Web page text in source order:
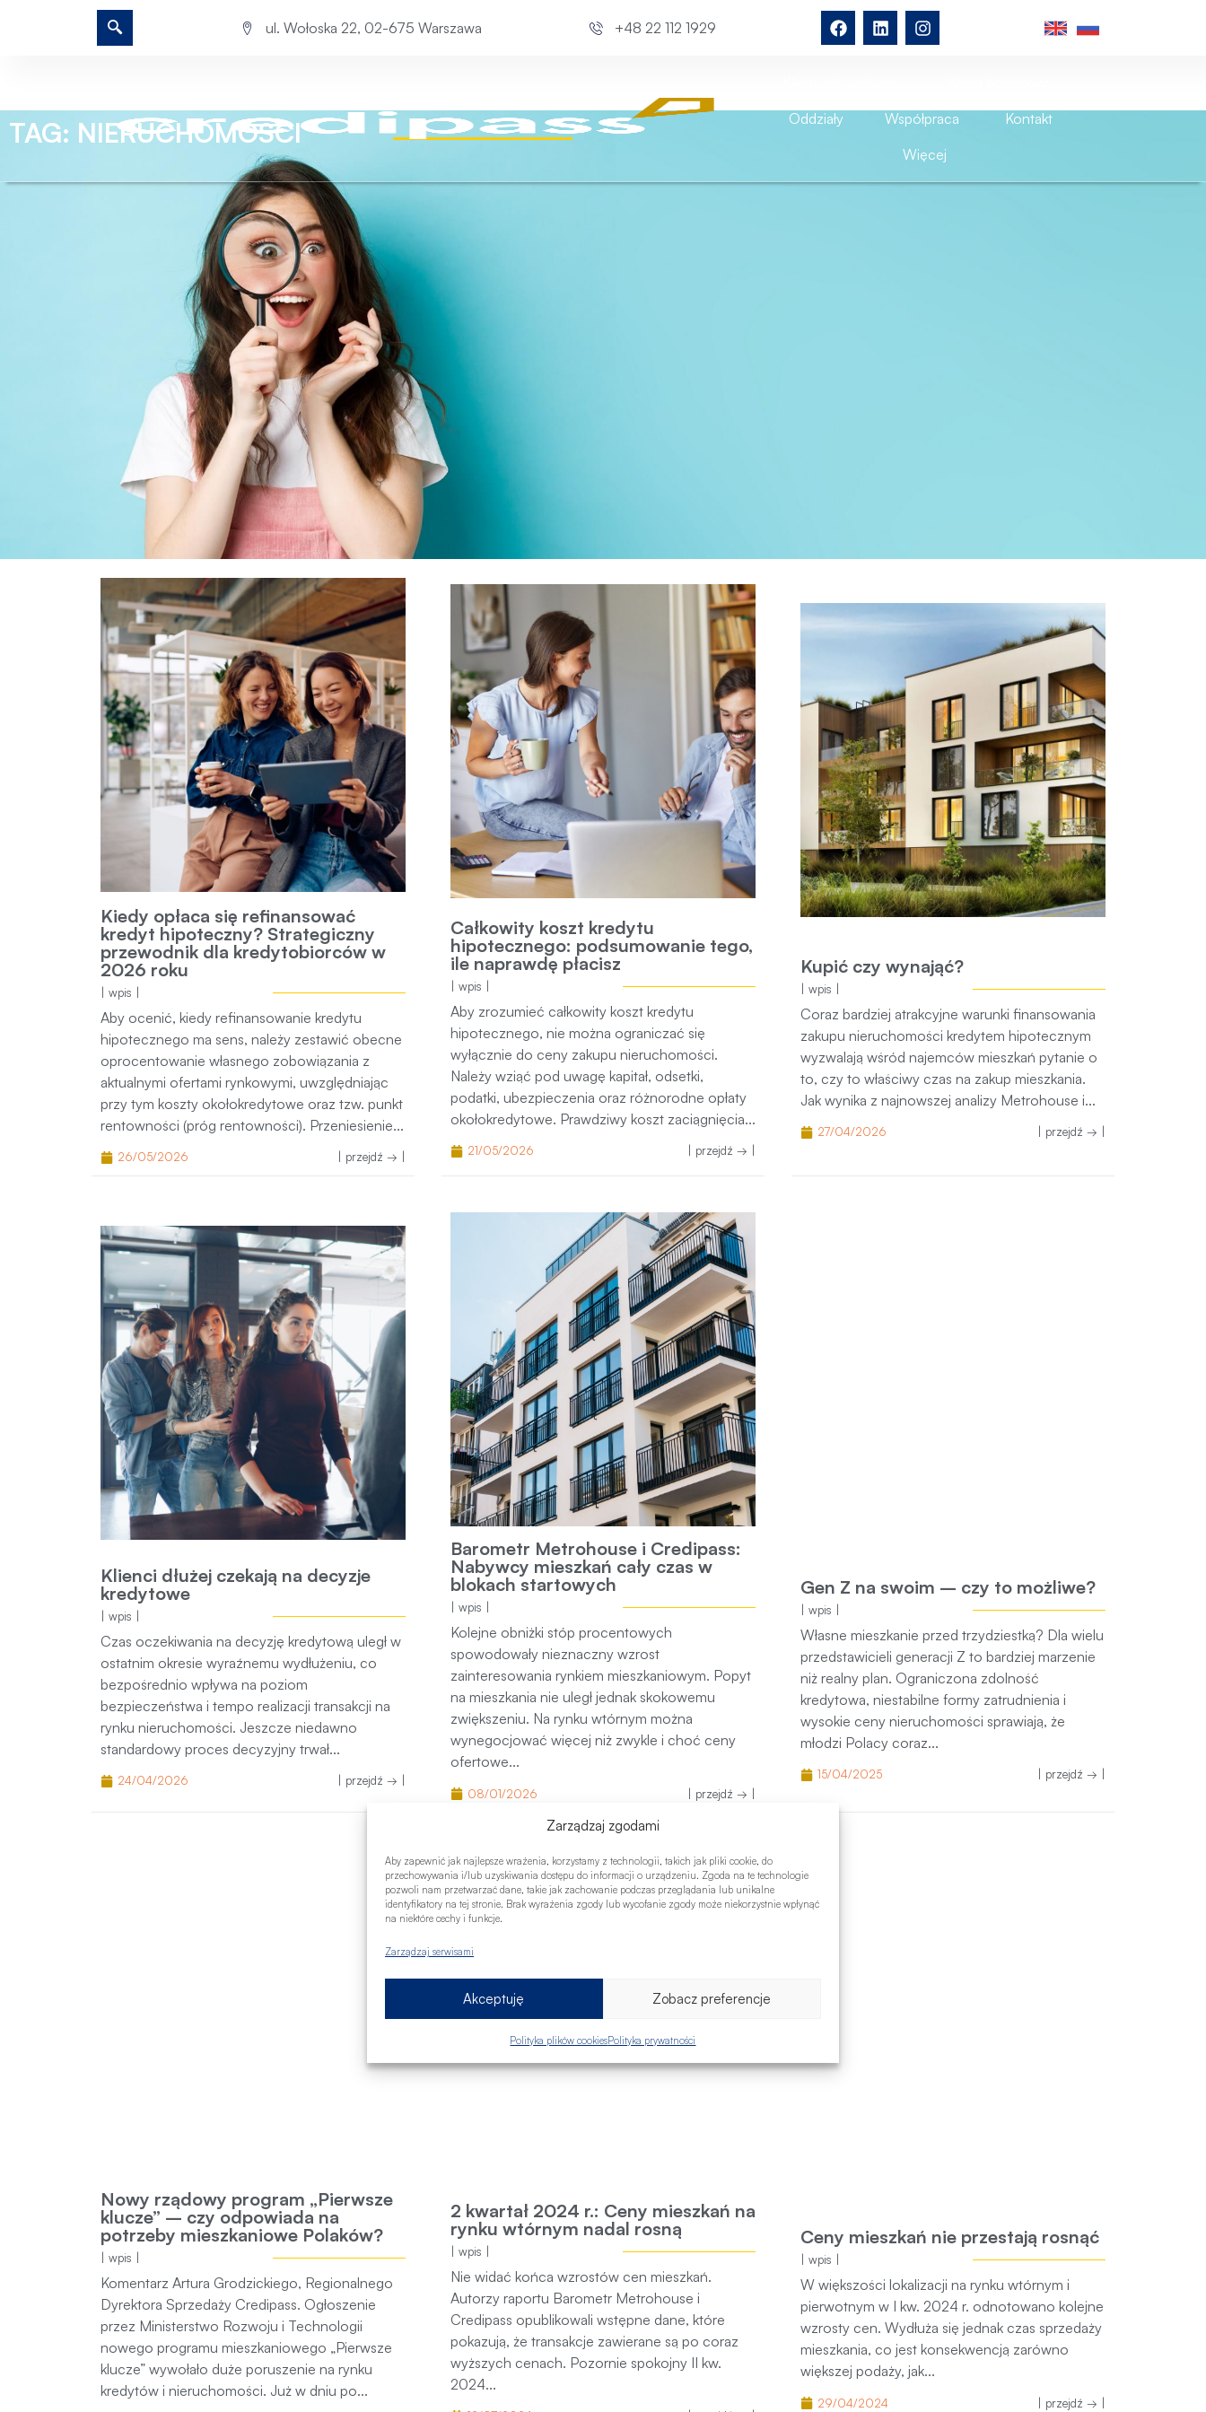
Zarządzaj zgodami
Aby zapewnić jak najlepsze wrażenia, korzystamy z technologii, takich jak pliki cookie, do
przechowywania i/lub uzyskiwania dostępu do informacji o urządzeniu. Zgoda na te technologie
pozwoli nam przetwarzać dane, takie jak zachowanie podczas przeglądania lub unikalne
identyfikatory na tej stronie. Brak wyrażenia zgody lub wycofanie zgody może niekorzystnie wpłynąć
na niektóre cechy i funkcje.
Zarządzaj serwisami
Akceptuję Zobacz preferencje
Polityka plików cookiesPolityka prywatności
ul. Wołoska 22, 02-675 Warszawa +48 22 112 1929
Oddziały
Współpraca
Kontakt
Więcej
TAG: NIERUCHOMOŚCI
Kiedy opłaca się refinansować kredyt
hipoteczny? Strategiczny przewodnik
dla kredytobiorców w 2026 roku
| wpis |
Aby ocenić, kiedy refinansowanie kredytu
hipotecznego ma sens, należy zestawić obecne
oprocentowanie własnego zobowiązania z
aktualnymi ofertami rynkowymi, uwzględniając przy
tym koszty okołokredytowe oraz tzw. punkt
rentowności (próg rentowności). Przeniesienie...
26/05/2026
hipotecznego: podsumowanie tego,
ile naprawdę płacisz
| wpis |
Aby zrozumieć całkowity koszt kredytu
hipotecznego, nie można ograniczać się
wyłącznie do ceny zakupu nieruchomości. Należy
wziąć pod uwagę kapitał, odsetki, podatki,
ubezpieczenia oraz różnorodne opłaty
okołokredytowe. Prawdziwy koszt zaciągnięcia...
| wpis |
Coraz bardziej atrakcyjne warunki finansowania
zakupu nieruchomości kredytem hipotecznym
wyzwalają wśród najemców mieszkań pytanie o to,
czy to właściwy czas na zakup mieszkania. Jak
wynika z najnowszej analizy Metrohouse i...
Klienci dłużej czekają na decyzje
| wpis |
Czas oczekiwania na decyzję kredytową uległ w
ostatnim okresie wyraźnemu wydłużeniu, co
bezpośrednio wpływa na poziom bezpieczeństwa
i tempo realizacji transakcji na rynku
nieruchomości. Jeszcze niedawno standardowy
proces decyzyjny trwał...
24/04/2026
Barometr Metrohouse i Credipass:
Nabywcy mieszkań cały czas w
blokach startowych
| wpis |
Kolejne obniżki stóp procentowych spowodowały
nieznaczny wzrost zainteresowania rynkiem
mieszkaniowym. Popyt na mieszkania nie uległ
jednak skokowemu zwiększeniu. Na rynku
wtórnym można wynegocjować więcej niż zwykle i
choć ceny ofertowe...
08/01/2026 | przejdź → |
| wpis |
Własne mieszkanie przed trzydziestką? Dla wielu
przedstawicieli generacji Z to bardziej marzenie niż
realny plan. Ograniczona zdolność kredytowa,
niestabilne formy zatrudnienia i wysokie ceny
nieruchomości sprawiają, że młodzi Polacy coraz...
15/04/2025
| wpis |
Komentarz Artura Grodzickiego, Regionalnego
Dyrektora Sprzedaży Credipass. Ogłoszenie przez
Ministerstwo Rozwoju i Technologii nowego
programu mieszkaniowego „Pierwsze klucze”
wywołało duże poruszenie na rynku kredytów i
nieruchomości. Już w dniu po...
19/02/2025 | przejdź → |
| wpis |
Nie widać końca wzrostów cen mieszkań. Autorzy
raportu Barometr Metrohouse i Credipass
opublikowali wstępne dane, które pokazują, że
transakcje zawierane są po coraz wyższych
cenach. Pozornie spokojny II kw. 2024...
12/07/2024 | przejdź → |
W większości lokalizacji na rynku wtórnym i
pierwotnym w I kw. 2024 r. odnotowano kolejne
wzrosty cen. Wydłuża się jednak czas sprzedaży
mieszkania, co jest konsekwencją zarówno
większej podaży, jak...
29/04/2024